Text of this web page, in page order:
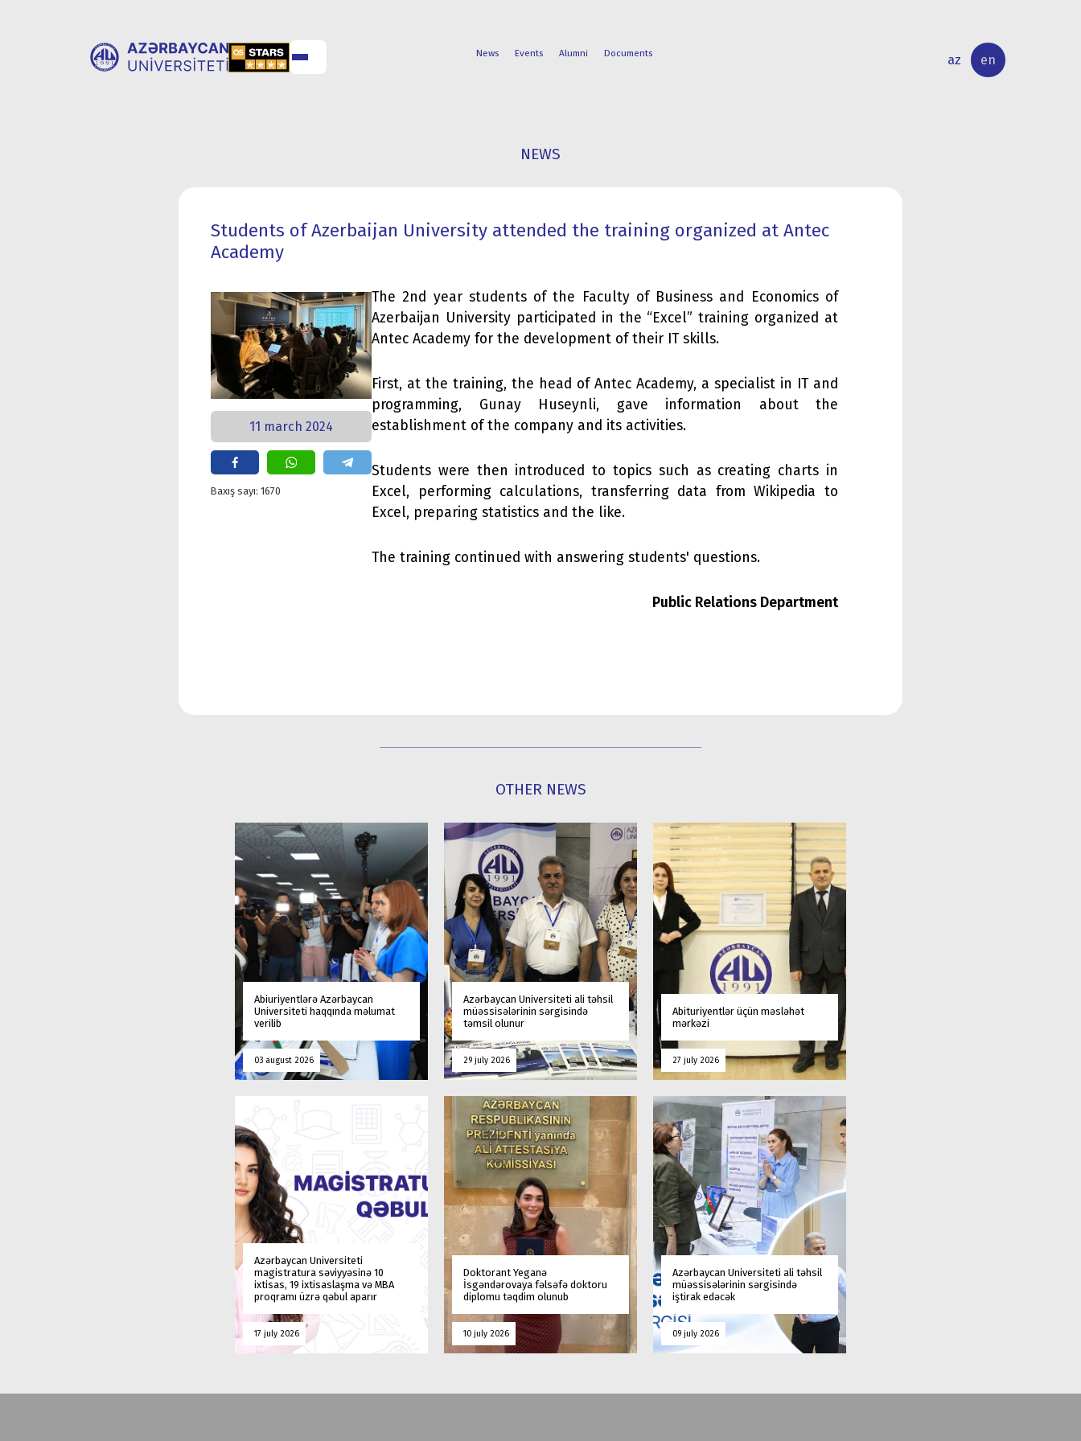
News Events Alumni Documents az en
NEWS
Students of Azerbaijan University attended the training organized at Antec
Academy
11 march 2024
Baxış sayı: 1670
The 2nd year students of the Faculty of Business and Economics of
Azerbaijan University participated in the “Excel” training organized at
Antec Academy for the development of their IT skills.
First, at the training, the head of Antec Academy, a specialist in IT and
programming, Gunay Huseynli, gave information about the
establishment of the company and its activities.
Students were then introduced to topics such as creating charts in
Excel, performing calculations, transferring data from Wikipedia to
Excel, preparing statistics and the like.
The training continued with answering students' questions.
Public Relations Department
OTHER NEWS
Abiuriyentlərə Azərbaycan
Universiteti haqqında məlumat
verilib
03 august 2026
Azərbaycan Universiteti ali təhsil
müəssisələrinin sərgisində
təmsil olunur
29 july 2026
Abituriyentlər üçün məsləhət
mərkəzi
27 july 2026
Azərbaycan Universiteti
magistratura səviyyəsinə 10
ixtisas, 19 ixtisaslaşma və MBA
proqramı üzrə qəbul aparır
17 july 2026
Doktorant Yeganə
İsgəndərovaya fəlsəfə doktoru
diplomu təqdim olunub
10 july 2026
Azərbaycan Universiteti ali təhsil
müəssisələrinin sərgisində
iştirak edəcək
09 july 2026